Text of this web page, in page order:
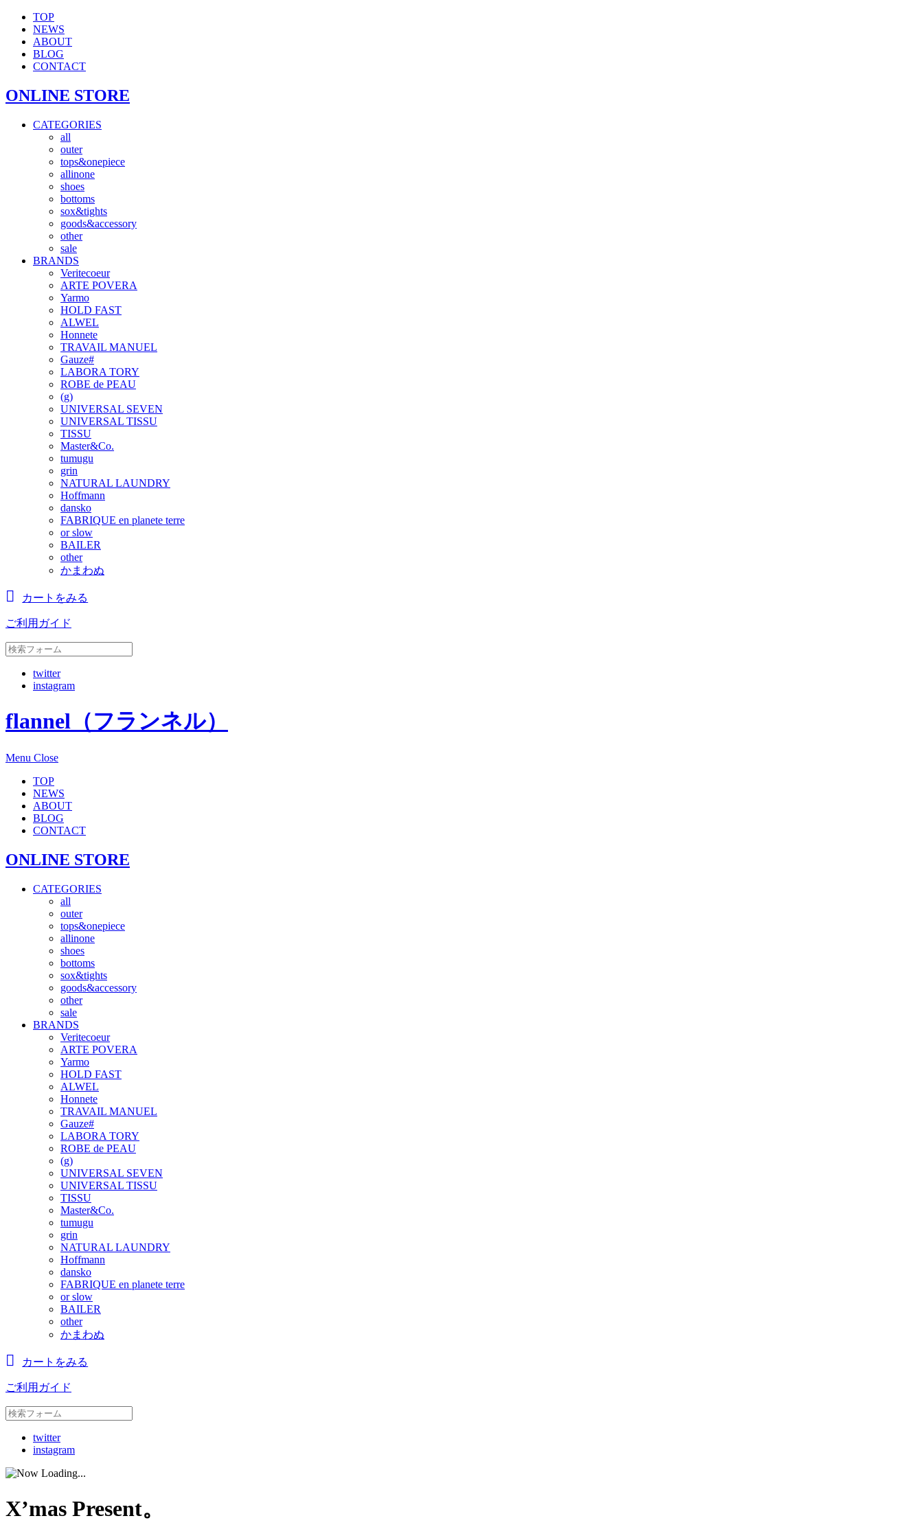
TOP
NEWS
ABOUT
BLOG
CONTACT
ONLINE STORE
CATEGORIES
all
outer
tops&onepiece
allinone
shoes
bottoms
sox&tights
goods&accessory
other
sale
BRANDS
Veritecoeur
ARTE POVERA
Yarmo
HOLD FAST
ALWEL
Honnete
TRAVAIL MANUEL
Gauze#
LABORA TORY
ROBE de PEAU
(g)
UNIVERSAL SEVEN
UNIVERSAL TISSU
TISSU
Master&Co.
tumugu
grin
NATURAL LAUNDRY
Hoffmann
dansko
FABRIQUE en planete terre
or slow
BAILER
other
かまわぬ
カートをみる
ご利用ガイド
twitter
instagram
flannel（フランネル）
Menu Close
TOP
NEWS
ABOUT
BLOG
CONTACT
ONLINE STORE
CATEGORIES
all
outer
tops&onepiece
allinone
shoes
bottoms
sox&tights
goods&accessory
other
sale
BRANDS
Veritecoeur
ARTE POVERA
Yarmo
HOLD FAST
ALWEL
Honnete
TRAVAIL MANUEL
Gauze#
LABORA TORY
ROBE de PEAU
(g)
UNIVERSAL SEVEN
UNIVERSAL TISSU
TISSU
Master&Co.
tumugu
grin
NATURAL LAUNDRY
Hoffmann
dansko
FABRIQUE en planete terre
or slow
BAILER
other
かまわぬ
カートをみる
ご利用ガイド
twitter
instagram
X’mas Present。